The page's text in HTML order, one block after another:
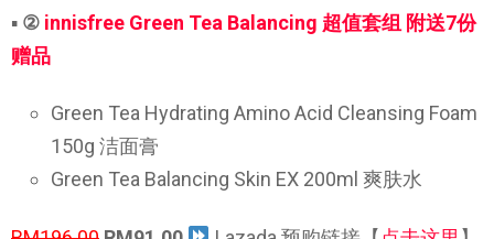
▪ ② innisfree Green Tea Balancing 超值套组 附送7份
赠品
Green Tea Hydrating Amino Acid Cleansing Foam
150g 洁面膏
Green Tea Balancing Skin EX 200ml 爽肤水